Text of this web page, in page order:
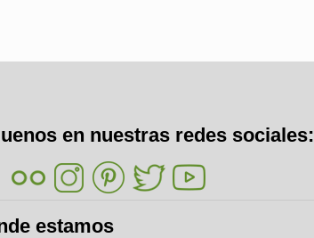
en nuestras redes sociales:
estamos